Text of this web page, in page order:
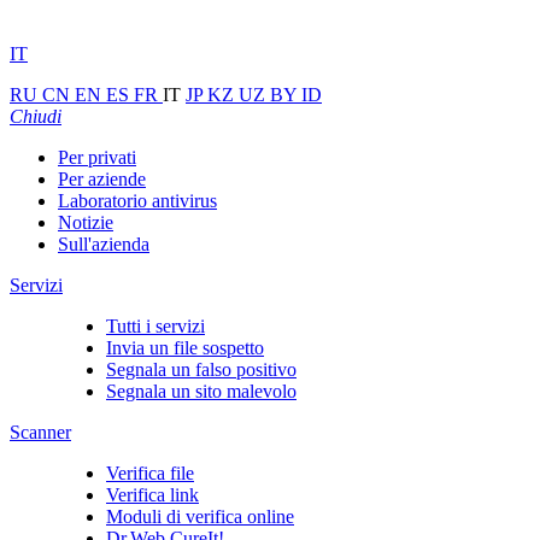
IT
RU CN EN ES FR IT JPKZ UZ BY ID
Chiudi
Per privati
Per aziende
Laboratorio antivirus
Notizie
Sull'azienda
Servizi
Tutti i servizi
Invia un file sospetto
Segnala un falso positivo
Segnala un sito malevolo
Scanner
Verifica file
Verifica link
Moduli di verifica online